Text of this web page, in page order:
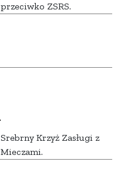
przeciwko ZSRS.
Srebrny Krzyż Zasługi z
Mieczami.